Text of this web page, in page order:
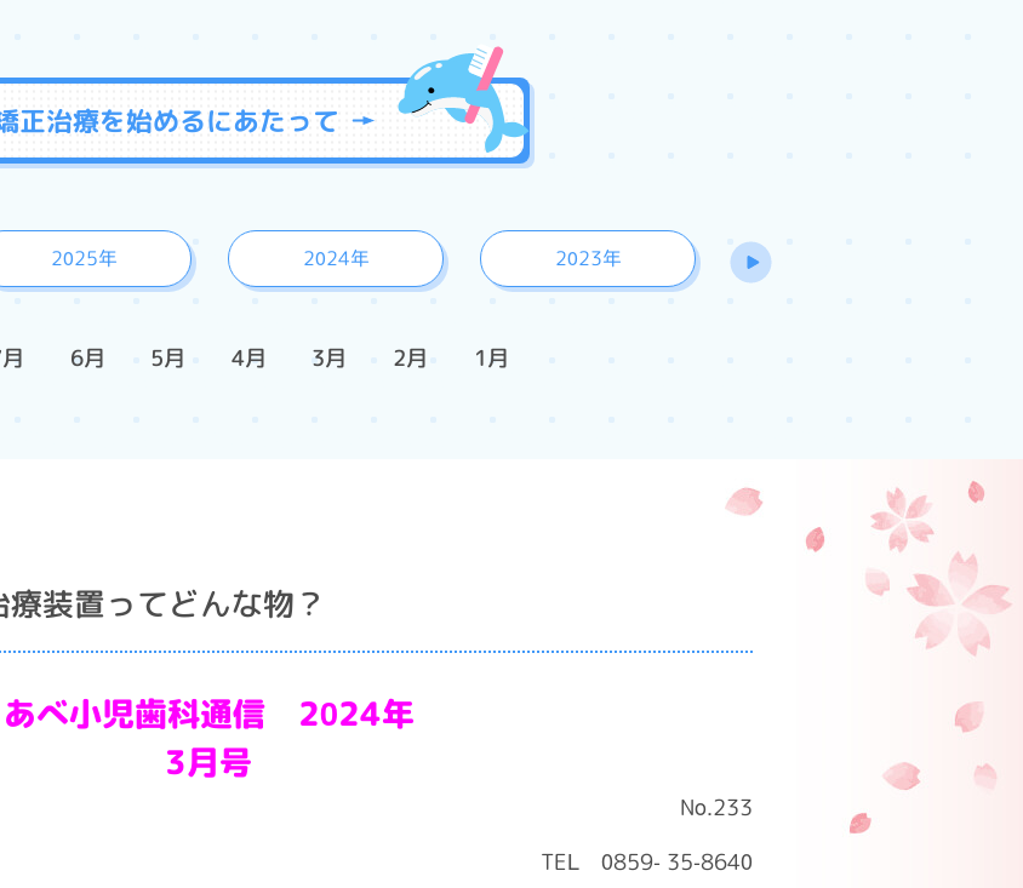
正治療を始めるにあたって
2025年 2024年 2023年
6月 5月 4月 3月 2月 1月
装置ってどんな物？
あべ小児歯科通信 2024年
3月号
No.233
TEL 0859- 35-8640